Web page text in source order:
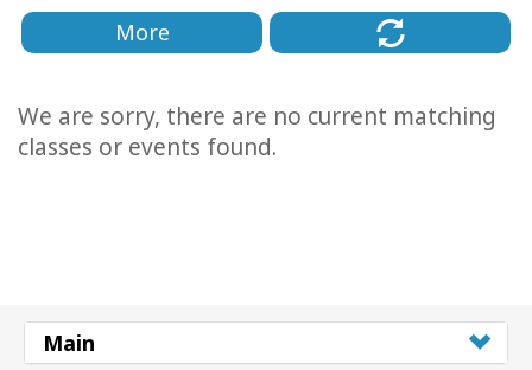
Facilitateurs
More
CONTACT
More
We are sorry, there are no current matching
classes or events found.
Main